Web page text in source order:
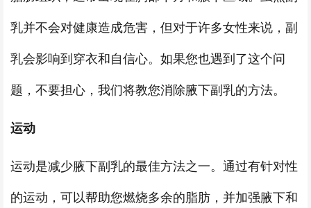
乳并不会对健康造成危害，但对于许多女性来说，副
乳会影响到穿衣和自信心。如果您也遇到了这个问
题，不要担心，我们将教您消除腋下副乳的方法。
运动
运动是减少腋下副乳的最佳方法之一。通过有针对性
的运动，可以帮助您燃烧多余的脂肪，并加强腋下和